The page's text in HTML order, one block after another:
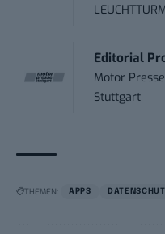
Editorial
Motor
Stuttgart
THEMEN: APPS